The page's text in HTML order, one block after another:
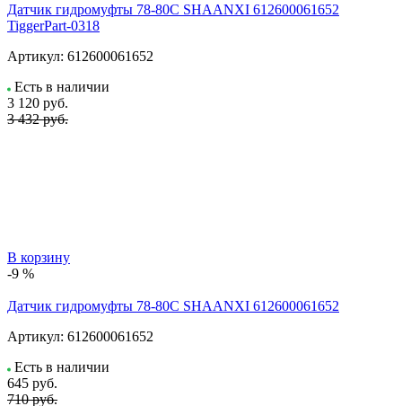
Датчик гидромуфты 78-80C SHAANXI 612600061652
TiggerPart-0318
Артикул: 612600061652
Есть в наличии
3 120 руб.
3 432 руб.
В корзину
-9 %
Датчик гидромуфты 78-80C SHAANXI 612600061652
Артикул: 612600061652
Есть в наличии
645 руб.
710 руб.